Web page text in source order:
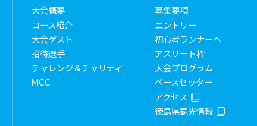
大会概要
コース紹介
大会ゲスト
招待選手
チャレンジ＆チャリティ
MCC
募集要項
エントリー
初心者ランナーへ
アスリート枠
大会プログラム
ペースセッター
アクセス
徳島県観光情報